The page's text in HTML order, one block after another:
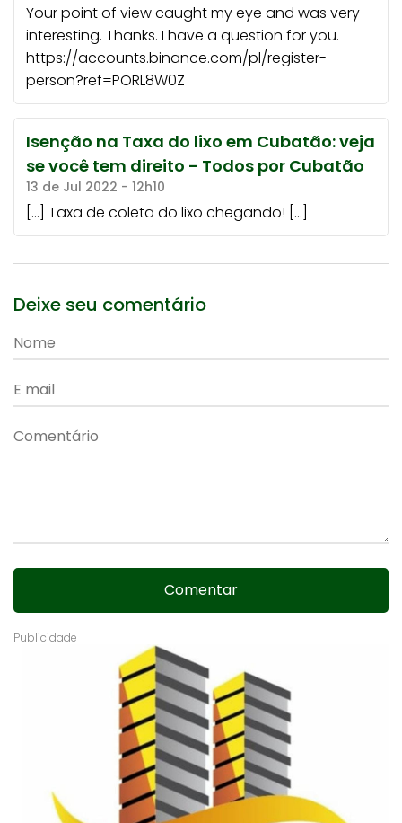
Your point of view caught my eye and was very
interesting. Thanks. I have a question for you.
https://accounts.binance.com/pl/register-
person?ref=PORL8W0Z
Isenção na Taxa do lixo em Cubatão: veja
se você tem direito - Todos por Cubatão
13 de Jul 2022 - 12h10
[…] Taxa de coleta do lixo chegando! […]
Deixe seu comentário
Comentar